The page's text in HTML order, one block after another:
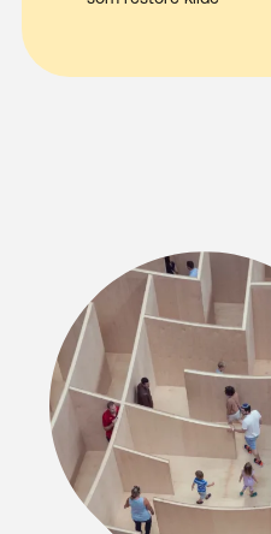
Fjernhjelp WIN
Fjernhjelp MAC
Suksesshistorier
Se & Lær
Om oss